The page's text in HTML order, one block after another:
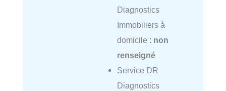
Diagnostics
Immobiliers à
domicile : non
renseigné
Service DR
Diagnostics